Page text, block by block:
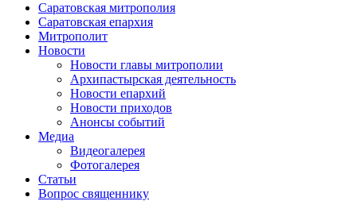
Саратовская митрополия
Саратовская епархия
Митрополит
Новости
Новости главы митрополии
Архипастырская деятельность
Новости епархий
Новости приходов
Анонсы событий
Медиа
Видеогалерея
Фотогалерея
Статьи
Вопрос священнику